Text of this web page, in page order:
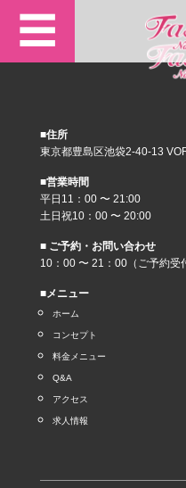
☰
■住所
東京都豊島区池袋2-40-13
■営業時間
平日11：00 〜 21:00
土日祝10：00 〜 20:00
■ ご予約・お問い合わせ
10：00 〜 21：00（ご予約受
■メニュー
ホーム
コンセプト
料金メニュー
Q&A
アクセス
求人情報